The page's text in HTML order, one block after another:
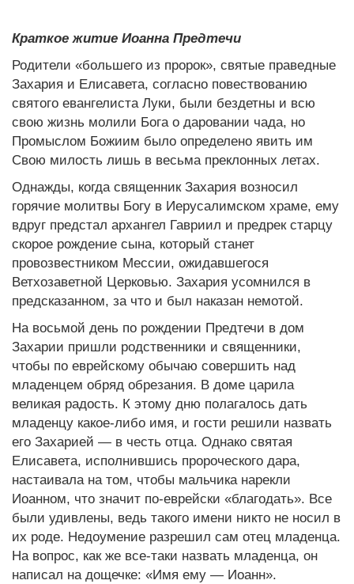
Краткое житие Иоанна Предтечи
Родители «большего из пророк», святые праведные
Захария и Елисавета, согласно повествованию
святого евангелиста Луки, были бездетны и всю
свою жизнь молили Бога о даровании чада, но
Промыслом Божиим было определено явить им
Свою милость лишь в весьма преклонных летах.
Однажды, когда священник Захария возносил
горячие молитвы Богу в Иерусалимском храме, ему
вдруг предстал архангел Гавриил и предрек старцу
скорое рождение сына, который станет
провозвестником Мессии, ожидавшегося
Ветхозаветной Церковью. Захария усомнился в
предсказанном, за что и был наказан немотой.
На восьмой день по рождении Предтечи в дом
Захарии пришли родственники и священники,
чтобы по еврейскому обычаю совершить над
младенцем обряд обрезания. В доме царила
великая радость. К этому дню полагалось дать
младенцу какое-либо имя, и гости решили назвать
его Захарией — в честь отца. Однако святая
Елисавета, исполнившись пророческого дара,
настаивала на том, чтобы мальчика нарекли
Иоанном, что значит по-еврейски «благодать». Все
были удивлены, ведь такого имени никто не носил в
их роде. Недоумение разрешил сам отец младенца.
На вопрос, как же все-таки назвать младенца, он
написал на дощечке: «Имя ему — Иоанн».